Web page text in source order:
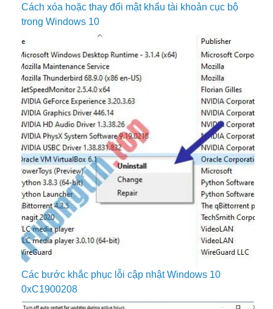
Cách xóa hoặc thay đổi mật khẩu tài khoản cục bộ
trong Windows 10
Các bước khắc phục lỗi cập nhật Windows 10
0xC1900208